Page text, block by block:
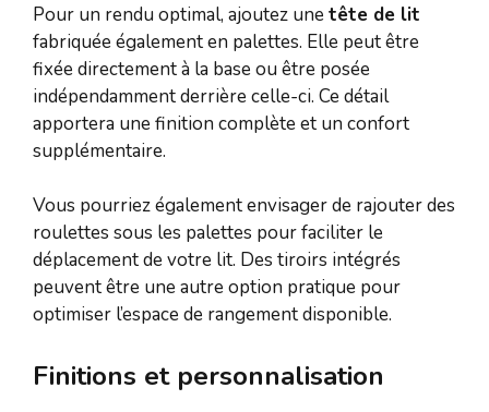
Pour un rendu optimal, ajoutez unetête de lit
fabriquée également en palettes. Elle peut être
fixée directement à la base ou être posée
indépendamment derrière celle-ci. Ce détail
apportera une finition complète et un confort
supplémentaire.
Vous pourriez également envisager de rajouter des
roulettes sous les palettes pour faciliter le
déplacement de votre lit. Des tiroirs intégrés
peuvent être une autre option pratique pour
optimiser l’espace de rangement disponible.
Finitions et personnalisation